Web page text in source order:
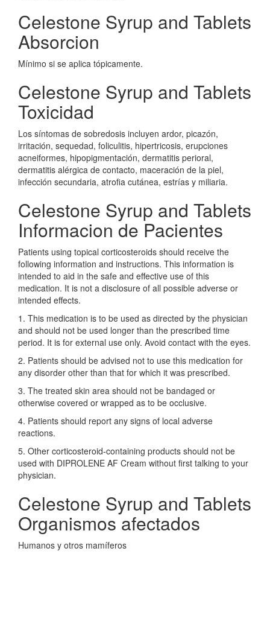
Celestone Syrup and Tablets
Absorcion
Mínimo si se aplica tópicamente.
Celestone Syrup and Tablets
Toxicidad
Los síntomas de sobredosis incluyen ardor, picazón,
irritación, sequedad, foliculitis, hipertricosis, erupciones
acneiformes, hipopigmentación, dermatitis perioral,
dermatitis alérgica de contacto, maceración de la piel,
infección secundaria, atrofia cutánea, estrías y miliaria.
Celestone Syrup and Tablets
Informacion de Pacientes
Patients using topical corticosteroids should receive the
following information and instructions. This information is
intended to aid in the safe and effective use of this
medication. It is not a disclosure of all possible adverse or
intended effects.
1. This medication is to be used as directed by the physician
and should not be used longer than the prescribed time
period. It is for external use only. Avoid contact with the eyes.
2. Patients should be advised not to use this medication for
any disorder other than that for which it was prescribed.
3. The treated skin area should not be bandaged or
otherwise covered or wrapped as to be occlusive.
4. Patients should report any signs of local adverse
reactions.
5. Other corticosteroid-containing products should not be
used with DIPROLENE AF Cream without first talking to your
physician.
Celestone Syrup and Tablets
Organismos afectados
Humanos y otros mamíferos